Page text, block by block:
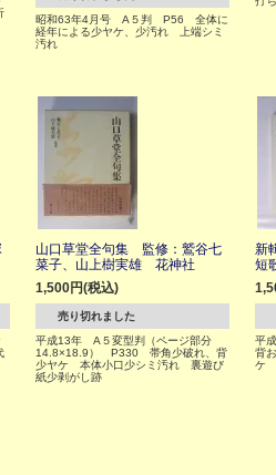
昭和63年4月号 A５判 P56 全体に
経年による少ヤケ、少汚れ 上端シミ
汚れ
山口草堂全句集 監修：鷲谷七
菜子、山上樹実雄 花神社
1,500円(税込)
売り切れました
平成13年 A５変型判（ページ部分
14.8×18.9） P330 帯角少破れ、背
少ヤケ 本体小口少シミ汚れ 裏遊び
紙少剥がし跡
新
短
平
背
ケ